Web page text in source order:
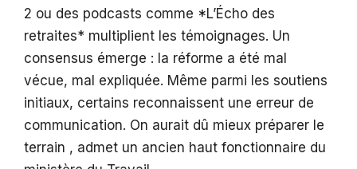
2 ou des podcasts comme *L’Écho des
retraites* multiplient les témoignages. Un
consensus émerge : la réforme a été mal
vécue, mal expliquée. Même parmi les soutiens
initiaux, certains reconnaissent une erreur de
communication. On aurait dû mieux préparer le
terrain , admet un ancien haut fonctionnaire du